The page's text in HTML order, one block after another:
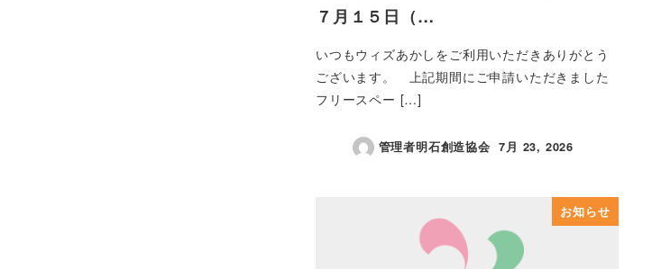
７月１５日（…
いつもウィズあかしをご利用いただきありがとう
ございます。 上記期間にご申請いただきました
フリースペー […]
管理者明石創造協会
投稿日
7月 23, 2026
お知らせ